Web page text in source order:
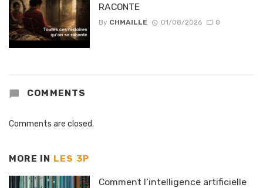
RACONTE
By CHMAILLE 01/08/2026 0
COMMENTS
Comments are closed.
MORE IN LES 3P
Comment l’intelligence artificielle